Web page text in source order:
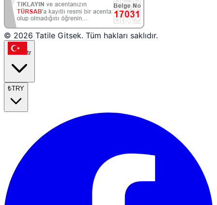
© 2026 Tatile Gitsek. Tüm hakları saklıdır.
tr
₺TRY